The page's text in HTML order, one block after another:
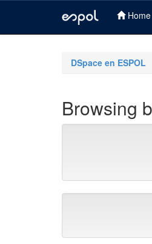
Home
DSpace en ESPOL
Browsing